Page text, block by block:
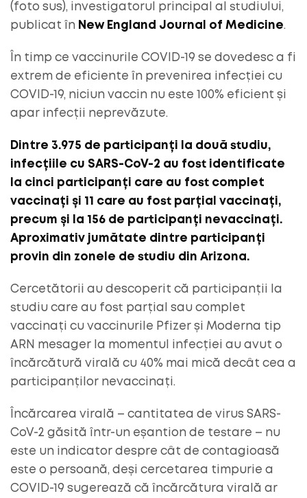
(foto sus), investigatorul principal al studiului,
publicat în New England Journal of Medicine.
În timp ce vaccinurile COVID-19 se dovedesc a fi
extrem de eficiente în prevenirea infecției cu
COVID-19, niciun vaccin nu este 100% eficient și
apar infecții neprevăzute.
Dintre 3.975 de participanți la două studiu,
infecțiile cu SARS-CoV-2 au fost identificate
la cinci participanți care au fost complet
vaccinați și 11 care au fost parțial vaccinați,
precum și la 156 de participanți nevaccinați.
Aproximativ jumătate dintre participanți
provin din zonele de studiu din Arizona.
Cercetătorii au descoperit că participanții la
studiu care au fost parțial sau complet
vaccinați cu vaccinurile Pfizer și Moderna tip
ARN mesager la momentul infecției au avut o
încărcătură virală cu 40% mai mică decât cea a
participanților nevaccinați.
Încărcarea virală – cantitatea de virus SARS-
CoV-2 găsită într-un eșantion de testare – nu
este un indicator despre cât de contagioasă
este o persoană, deși cercetarea timpurie a
COVID-19 sugerează că încărcătura virală ar